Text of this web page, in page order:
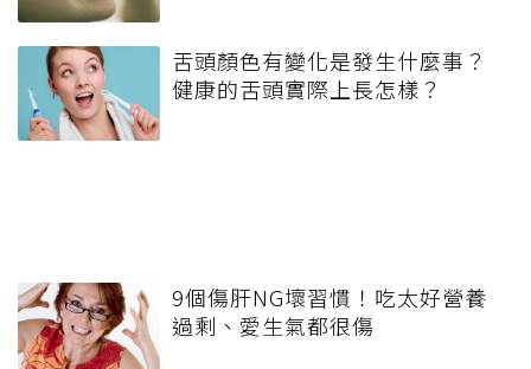
舌頭顏色有變化是發生什麼事？
健康的舌頭實際上長怎樣？
9個傷肝NG壞習慣！吃太好營養
過剩、愛生氣都很傷